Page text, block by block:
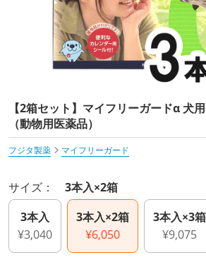
【2箱セット】マイフリーガードα 犬
（動物用医薬品）
フジタ製薬
マイフリーガード
サイズ： 3本入×2箱
3本入
¥3,040
3本入×2箱
¥6,050
3本入×3箱
¥9,075